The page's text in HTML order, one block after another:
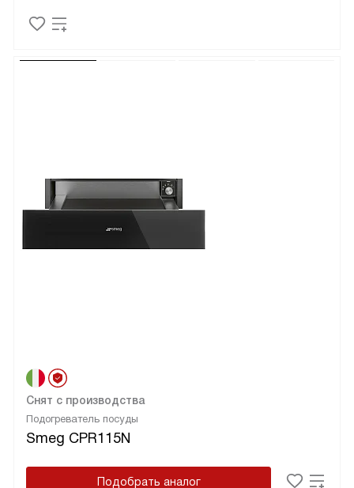
Подогреватель посуды
Smeg CPR115N
Снят с производства
Подобрать аналог